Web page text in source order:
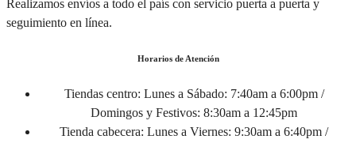
Realizamos envíos a todo el país con servicio puerta a puerta y
seguimiento en línea.
Horarios de Atención
Tiendas centro: Lunes a Sábado: 7:40am a 6:00pm /
Domingos y Festivos: 8:30am a 12:45pm
Tienda cabecera: Lunes a Viernes: 9:30am a 6:40pm /